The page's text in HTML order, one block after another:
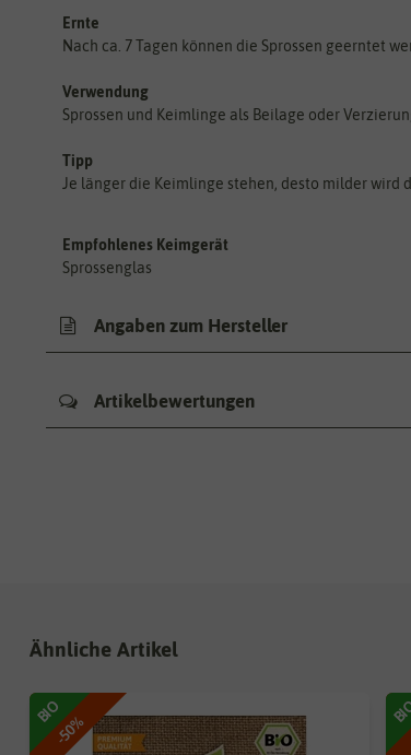
Ernte
Nach ca. 7 Tagen können die Sprossen geerntet
Verwendung
Sprossen und Keimlinge als Beilage oder
Tipp
Je länger die Keimlinge stehen, desto milder wird
Empfohlenes Keimgerät
Sprossenglas
Angaben zum Hersteller
Artikelbewertungen
Ähnliche Artikel
-50%
BIO